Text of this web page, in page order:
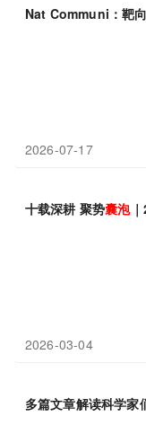
Nat Communi：靶
2026-07-17
十载深耕 聚势囊泡｜
2026-03-04
多篇文章解读科学家